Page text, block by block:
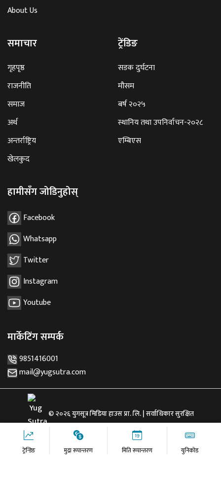
About Us
समाचार
गृहपृष्ठ
राजनीति
समाज
अर्थ
अन्तर्राष्ट्रिय
खेलकुद
ट्रेंडिङ
सडक दुर्घटना
मौसम
बर्ष २०२५
स्थानिय तथा उपनिर्वाचन-२०२८
एम्बिएस
हामीसँग जोडिनुहोस्
Facebook
Whatsapp
Twitter
Instagram
Youtube
मार्केटिंग सम्पर्क
9851416001
mail@yugsutra.com
© २०२६ युगसूत्र मिडिया हाउस प्रा. लि. | सर्वाधिकार सुरक्षित
ट्रेन्डिङ मुद्रा रूपान्तरण मिति रूपान्तरण युनिकोड